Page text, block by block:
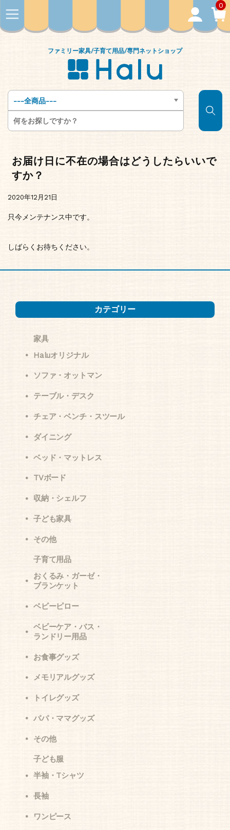
0
ファミリー家具/子育て用品/専門ネットショップ
お届け日に不在の場合はどうしたらいいで
すか？
2020年12月21日
只今メンテナンス中です。
しばらくお待ちください。
カテゴリー
家具
Haluオリジナル
ソファ・オットマン
テーブル・デスク
チェア・ベンチ・スツール
ダイニング
ベッド・マットレス
TVボード
収納・シェルフ
子ども家具
その他
子育て用品
おくるみ・ガーゼ・
ブランケット
ベビーピロー
ベビーケア・バス・
ランドリー用品
お食事グッズ
メモリアルグッズ
トイレグッズ
パパ・ママグッズ
その他
子ども服
半袖・Tシャツ
長袖
ワンピース